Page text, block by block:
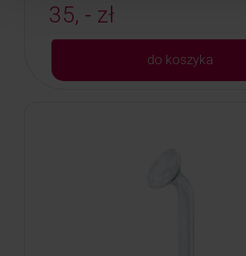
35, - zł
do koszyka